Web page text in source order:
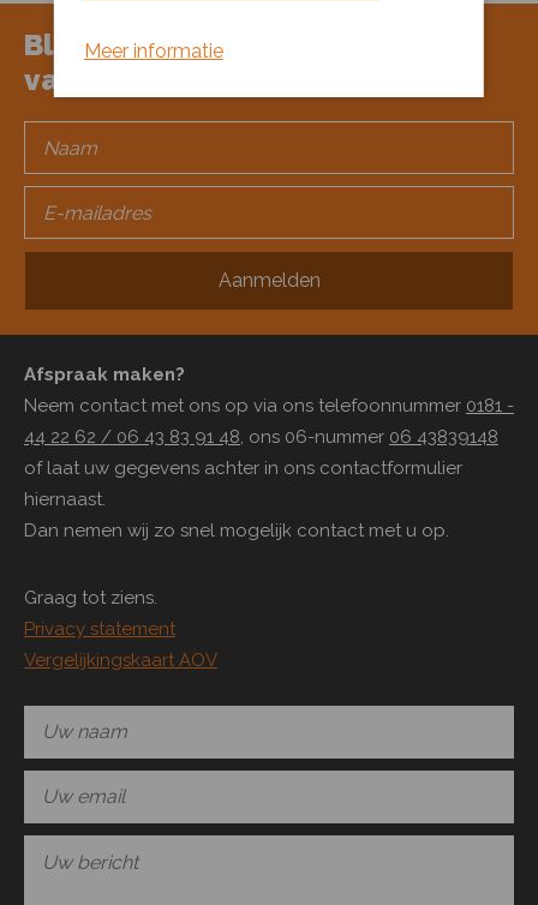
Meer informatie
Blijf op de hoogte door middel
van onze nieuwsbrief
Afspraak maken?
Neem contact met ons op via ons telefoonnummer 0181 -
44 22 62 / 06 43 83 91 48, ons 06-nummer 06 43839148
of laat uw gegevens achter in ons contactformulier
hiernaast.
Dan nemen wij zo snel mogelijk contact met u op.
Graag tot ziens.
Privacy statement
Vergelijkingskaart AOV